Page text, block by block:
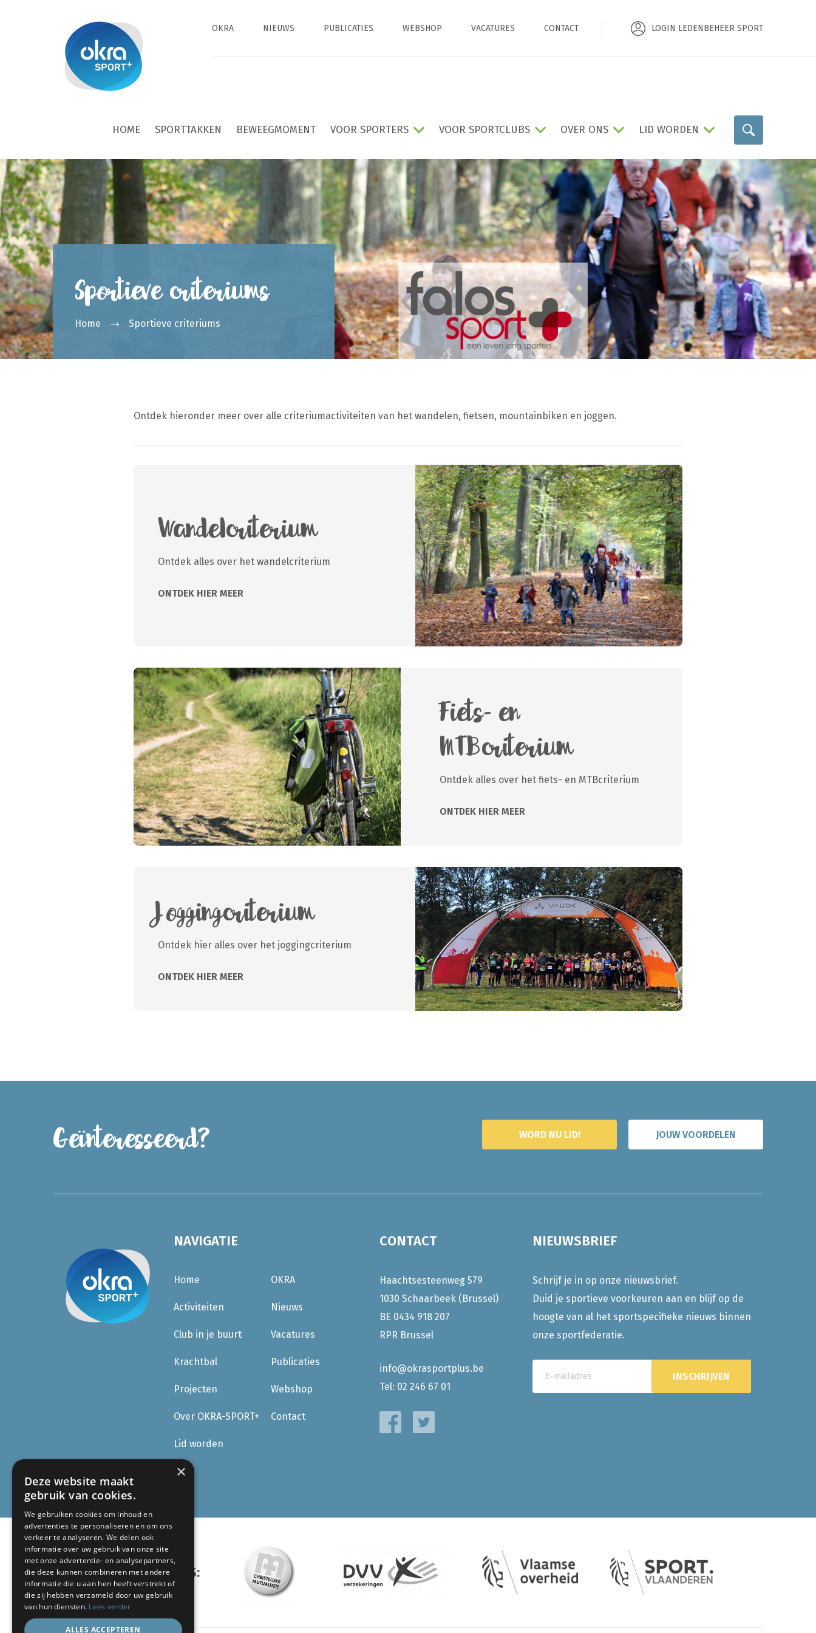
OKRA NIEUWS PUBLICATIES WEBSHOP VACATURES CONTACT LOGIN LEDENBEHEER SPORT
HOME SPORTTAKKEN BEWEEGMOMENT VOOR SPORTERS VOOR SPORTCLUBS OVER ONS LID WORDEN
Sportieve criteriums
Home Sportieve criteriums
Ontdek hieronder meer over alle criteriumactiviteiten van het wandelen, fietsen, mountainbiken en joggen.
Wandelcriterium
Ontdek alles over het wandelcriterium
ONTDEK HIER MEER
Fiets- en
MTBcriterium
Ontdek alles over het fiets- en MTBcriterium
ONTDEK HIER MEER
Joggingcriterium
Ontdek hier alles over het joggingcriterium
ONTDEK HIER MEER
Geïnteresseerd? WORD NU LID! JOUW VOORDELEN
NAVIGATIE
Home
Activiteiten
Club in je buurt
Krachtbal
Projecten
Over OKRA-SPORT+
Lid worden
OKRA
Nieuws
Vacatures
Publicaties
Webshop
Contact
CONTACT
Haachtsesteenweg 579
1030 Schaarbeek (Brussel)
BE 0434 918 207
RPR Brussel
info@okrasportplus.be
Tel: 02 246 67 01
NIEUWSBRIEF
Schrijf je in op onze nieuwsbrief.
Duid je sportieve voorkeuren aan en blijf op de
hoogte van al het sportspecifieke nieuws binnen
onze sportfederatie.
ONZE PARTNERS:
×
Deze website maakt
gebruik van cookies.
We gebruiken cookies om inhoud en
advertenties te personaliseren en om ons
verkeer te analyseren. We delen ook
informatie over uw gebruik van onze site
met onze advertentie- en analysepartners,
die deze kunnen combineren met andere
informatie die u aan hen heeft verstrekt of
die zij hebben verzameld door uw gebruik
van hun diensten. Lees verder
ALLES ACCEPTEREN